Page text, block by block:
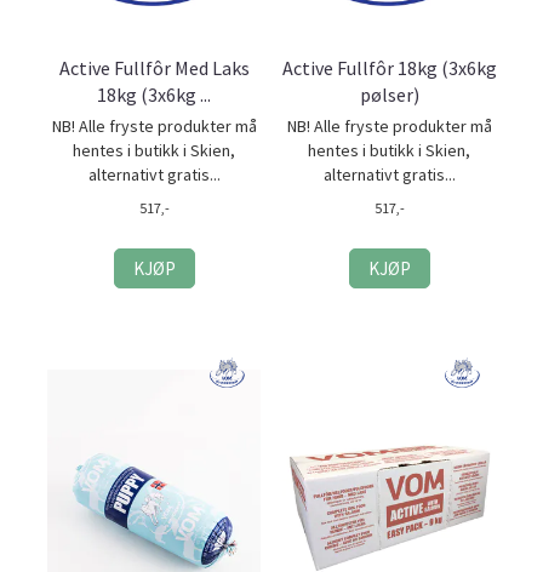
Active Fullfôr Med Laks
18kg (3x6kg ...
NB! Alle fryste produkter må
hentes i butikk i Skien,
alternativt gratis...
517,-
KJØP
Active Fullfôr 18kg (3x6kg
pølser)
NB! Alle fryste produkter må
hentes i butikk i Skien,
alternativt gratis...
517,-
KJØP